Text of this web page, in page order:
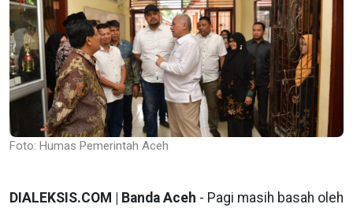
Foto: Humas Pemerintah Aceh
DIALEKSIS.COM | Banda Aceh - Pagi masih basah oleh